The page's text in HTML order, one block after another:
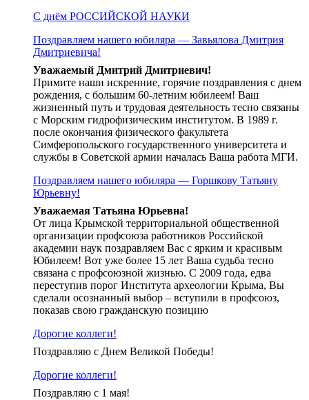
С днём РОССИЙСКОЙ НАУКИ
Поздравляем нашего юбиляра — Завьялова Дмитрия
Дмитриевича!
Уважаемый Дмитрий Дмитриевич!
Примите наши искренние, горячие поздравления с днем
рождения, с большим 60-летним юбилеем! Ваш
жизненный путь и трудовая деятельность тесно связаны
с Морским гидрофизическим институтом. В 1989 г.
после окончания физического факультета
Симферопольского государственного университета и
службы в Советской армии началась Ваша работа МГИ.
Поздравляем нашего юбиляра — Горшкову Татьяну
Юрьевну!
Уважаемая Татьяна Юрьевна!
От лица Крымской территориальной общественной
организации профсоюза работников Российской
академии наук поздравляем Вас с ярким и красивым
Юбилеем! Вот уже более 15 лет Ваша судьба тесно
связана с профсоюзной жизнью. С 2009 года, едва
переступив порог Института археологии Крыма, Вы
сделали осознанный выбор – вступили в профсоюз,
показав свою гражданскую позицию
Дорогие коллеги!
Поздравляю с Днем Великой Победы!
Дорогие коллеги!
Поздравляю с 1 мая!